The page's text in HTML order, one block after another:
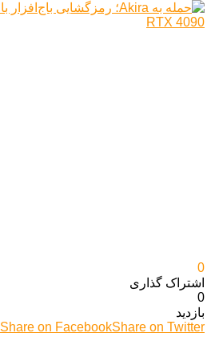
0
اشتراک گذاری‌
0
بازدید
Share on FacebookShare on Twitter